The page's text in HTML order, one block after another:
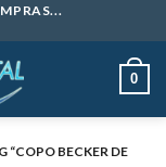
0
BECKER DE